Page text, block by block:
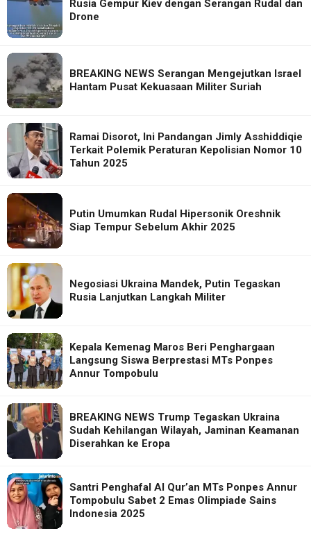
Rusia Gempur Kiev dengan Serangan Rudal dan
Drone
BREAKING NEWS Serangan Mengejutkan Israel
Hantam Pusat Kekuasaan Militer Suriah
Ramai Disorot, Ini Pandangan Jimly Asshiddiqie
Terkait Polemik Peraturan Kepolisian Nomor 10
Tahun 2025
Putin Umumkan Rudal Hipersonik Oreshnik
Siap Tempur Sebelum Akhir 2025
Negosiasi Ukraina Mandek, Putin Tegaskan
Rusia Lanjutkan Langkah Militer
Kepala Kemenag Maros Beri Penghargaan
Langsung Siswa Berprestasi MTs Ponpes
Annur Tompobulu
BREAKING NEWS Trump Tegaskan Ukraina
Sudah Kehilangan Wilayah, Jaminan Keamanan
Diserahkan ke Eropa
Santri Penghafal Al Qur’an MTs Ponpes Annur
Tompobulu Sabet 2 Emas Olimpiade Sains
Indonesia 2025